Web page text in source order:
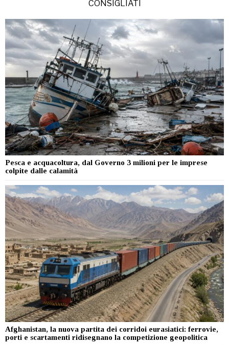
CONSIGLIATI
Pesca e acquacoltura, dal Governo 3 milioni per le imprese
colpite dalle calamità
Afghanistan, la nuova partita dei corridoi eurasiatici: ferrovie,
porti e scartamenti ridisegnano la competizione geopolitica